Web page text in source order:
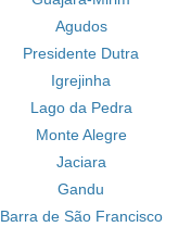
Agudos
Presidente Dutra
Igrejinha
Lago da Pedra
Monte Alegre
Jaciara
Gandu
Barra de São Francisco